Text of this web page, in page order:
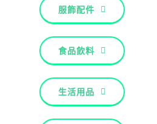
服飾配件
食品飲料
生活用品